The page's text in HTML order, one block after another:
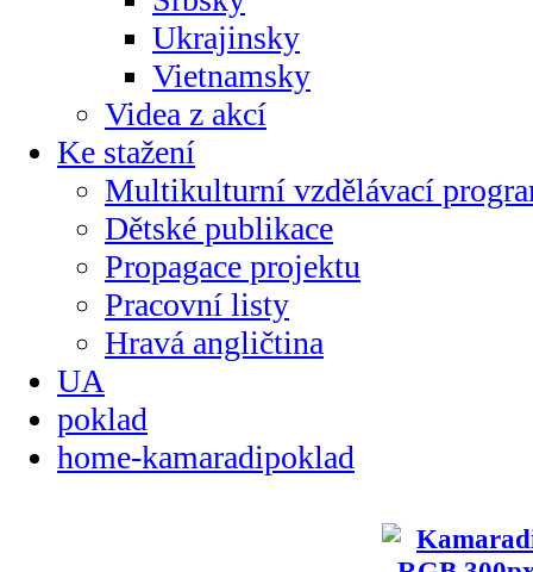
Ukrajinsky
Vietnamsky
Videa z akcí
Ke stažení
Multikulturní vzdělávací
Dětské publikace
Propagace projektu
Pracovní listy
Hravá angličtina
UA
poklad
home-kamaradipoklad